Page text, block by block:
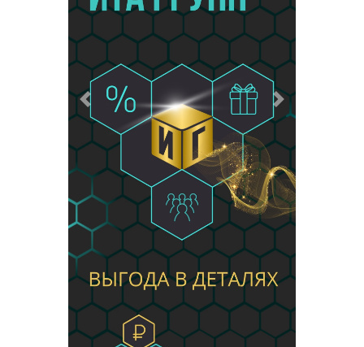
Предыдущий Следующий